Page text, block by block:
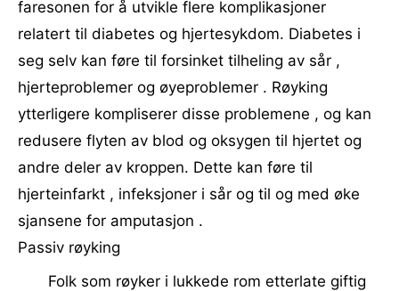
faresonen for å utvikle flere komplikasjoner
relatert til diabetes og hjertesykdom. Diabetes i
seg selv kan føre til forsinket tilheling av sår ,
hjerteproblemer og øyeproblemer . Røyking
ytterligere kompliserer disse problemene , og kan
redusere flyten av blod og oksygen til hjertet og
andre deler av kroppen. Dette kan føre til
hjerteinfarkt , infeksjoner i sår og til og med øke
sjansene for amputasjon .
Passiv røyking
Folk som røyker i lukkede rom etterlate giftig